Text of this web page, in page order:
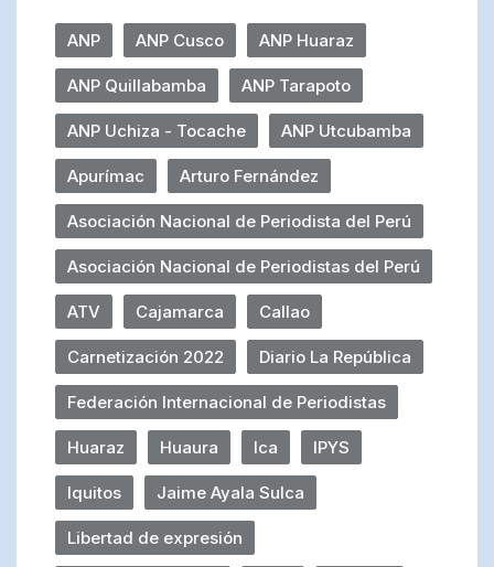
ANP ANP Cusco ANP Huaraz
ANP Quillabamba ANP Tarapoto
ANP Uchiza - Tocache ANP Utcubamba
Apurímac Arturo Fernández
Asociación Nacional de Periodista del Perú
Asociación Nacional de Periodistas del Perú
ATV Cajamarca Callao
Carnetización 2022 Diario La República
Federación Internacional de Periodistas
Huaraz Huaura Ica IPYS
Iquitos Jaime Ayala Sulca
Libertad de expresión